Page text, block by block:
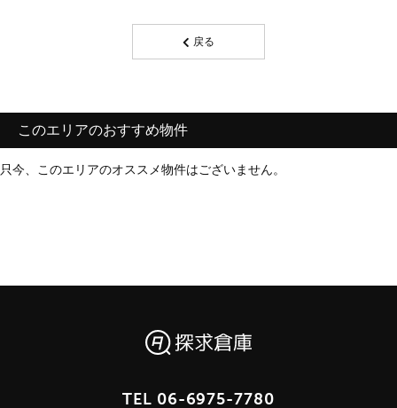
戻る
このエリアのおすすめ物件
只今、このエリアのオススメ物件はございません。
TEL 06-6975-7780